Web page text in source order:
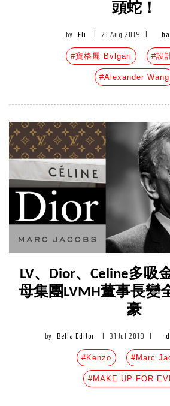
頭蛇！
by Eli 21 Aug 2019
#寶格麗 Bvlgari #設
#Alexander Wang
LV、Dior、Celine多吸
母集團LVMH董事長變
豪
by Bella Editor 31 Jul 2019
#Kenzo #Marc
#MAKE UP FOR